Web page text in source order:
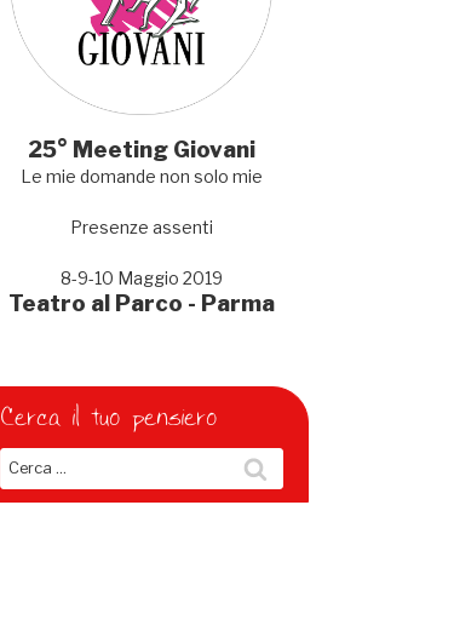
25° Meeting Giovani
Le mie domande non solo mie
Presenze assenti
8-9-10 Maggio 2019
Teatro al Parco - Parma
Cerca il tuo pensiero
Cerca: